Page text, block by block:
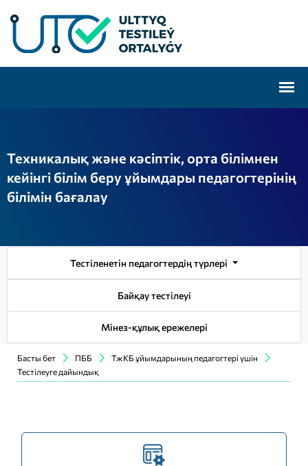
Техникалық және кәсіптік, орта білімнен
кейінгі білім беру ұйымдары педагогтерінің
білімін бағалау
Тестіленетін педагогтердің түрлері
Байқау тестілеуі
Мінез-құлық ережелері
Басты бет ПББ
ТжКБ ұйымдарының педагогтері үшін
Тестілеуге дайындық